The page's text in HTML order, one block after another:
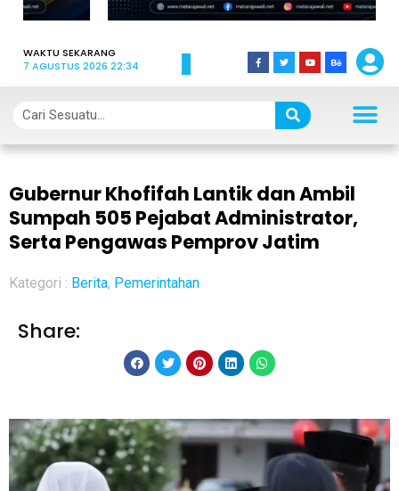
WAKTU SEKARANG
7 AGUSTUS 2026 22:34
Gubernur Khofifah Lantik dan Ambil
Sumpah 505 Pejabat Administrator,
Serta Pengawas Pemprov Jatim
Kategori : Berita, Pemerintahan
Share: